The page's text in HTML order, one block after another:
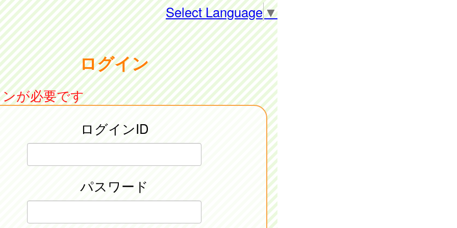
Select Language▼
ログイン
が必要です
ログインID
パスワード